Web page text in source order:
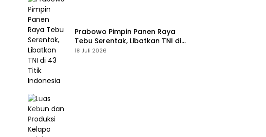
Prabowo Pimpin Panen Raya
Tebu Serentak, Libatkan TNI di
43 Titik Indonesia
18 Juli 2026